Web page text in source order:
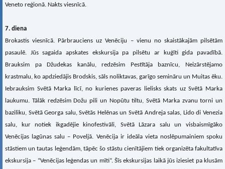
Veneto reģionā. Nakts viesnīcā.
7. diena
Brokastis viesnīcā. Pārbrauciens uz Venēciju – vienu no skaistākajām pilsētām
pasaulē. Jūs sagaida apskates ekskursija pa pilsētu ar kuģīti gida pavadībā.
Brauksim pa Džudekas kanālu, redzēsim Pestītāja baznīcu, Neizārstējamo
krastmalu, ko apdziedājis Brodskis, sāls noliktavas, garīgo semināru un Muitas ēku.
Iebrauksim Svētā Marka līcī, no kurienes paveras lielisks skats uz Svētā Marka
laukumu. Tālāk redzēsim Dožu pili un Nopūtu tiltu, Svētā Marka zvanu torni un
baziliku, Svētā Georga salu, Svētās Helēnas un Svētā Andreja salas, Lido di Venezia
salu, kur notiek ikgadējie kinofestivāli, Svētā Lāzara salu un visbaismīgāko
Venēcijas lagūnas salu – Poveljā. Venēcija ir ideāla vieta noslēpumainiem spoku
stāstiem un tautas leģendām, tāpēc šo stāstu cienītājiem tiek organizēta fakultatīva
ekskursija – “Venēcijas leģendas un mīti”. Šīs ekskursijas laikā jūs iziesiet pa klusām